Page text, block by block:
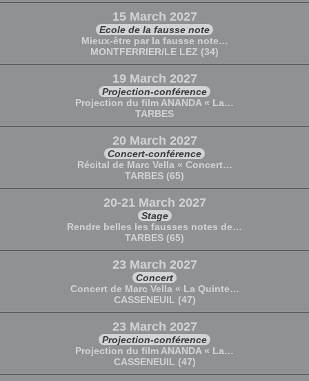
15 March 2027
Ecole de la fausse note
Mieux-être par la fausse note…
MONTFERRIER/LE LEZ (34)
19 March 2027
Projection-conférence
Projection du film ANANDA « La…
TARBES
20 March 2027
Concert-conférence
Récital de Marc Vella « Concert…
TARBES (65)
20-21 March 2027
Stage
Rendre belles les fausses notes de…
TARBES (65)
23 March 2027
Concert
Concert de Marc Vella « La Quinte…
CASSENEUIL (47)
23 March 2027
Projection-conférence
Projection du film ANANDA « La…
CASSENEUIL (47)